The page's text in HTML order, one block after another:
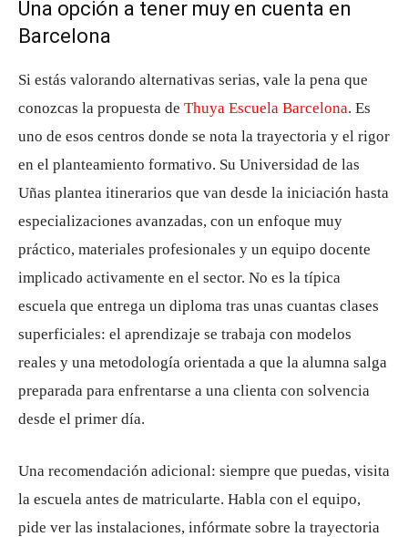
Una opción a tener muy en cuenta en
Barcelona
Si estás valorando alternativas serias, vale la pena que
conozcas la propuesta de Thuya Escuela Barcelona. Es
uno de esos centros donde se nota la trayectoria y el rigor
en el planteamiento formativo. Su Universidad de las
Uñas plantea itinerarios que van desde la iniciación hasta
especializaciones avanzadas, con un enfoque muy
práctico, materiales profesionales y un equipo docente
implicado activamente en el sector. No es la típica
escuela que entrega un diploma tras unas cuantas clases
superficiales: el aprendizaje se trabaja con modelos
reales y una metodología orientada a que la alumna salga
preparada para enfrentarse a una clienta con solvencia
desde el primer día.
Una recomendación adicional: siempre que puedas, visita
la escuela antes de matricularte. Habla con el equipo,
pide ver las instalaciones, infórmate sobre la trayectoria